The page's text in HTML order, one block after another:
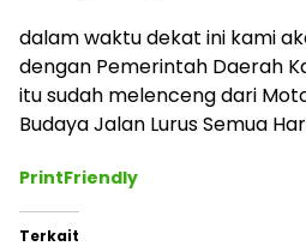
dalam waktu dekat ini kami
dengan Pemerintah Daerah
itu sudah melenceng dari
Budaya Jalan Lurus Semua
PrintFriendly
Terkait